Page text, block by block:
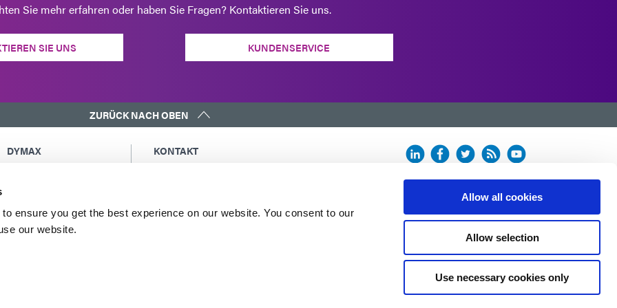
ensure you get the best experience on our website. You consent to our
our website.
Allow all cookies
Allow selection
Use necessary cookies only
Sie mehr erfahren oder haben Sie Fragen? Kontaktieren Sie uns.
SIE UNS KUNDENSERVICE
ZURÜCK NACH OBEN
DYMAX
Einkaufsbedingungen
KONTAKT
Nordamerika: +1 860.482.1010